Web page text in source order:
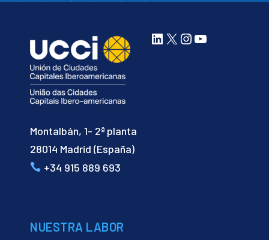
Montalbán, 1- 2ª planta
28014 Madrid (España)
+34 915 889 693
LinkedIn
X Instagram
YouTube
NUESTRA LABOR